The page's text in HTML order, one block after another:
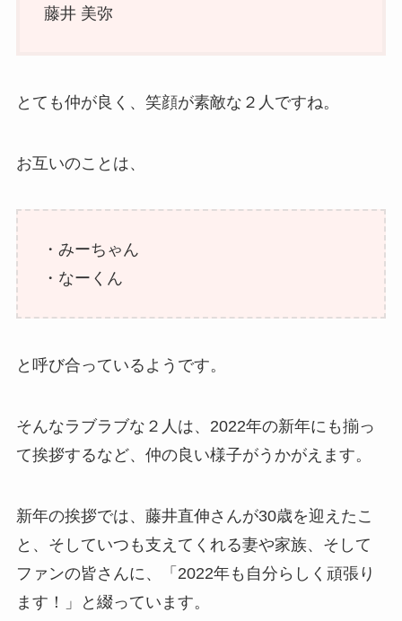
藤井 美弥
とても仲が良く、笑顔が素敵な２人ですね。
お互いのことは、
・みーちゃん
・なーくん
と呼び合っているようです。
そんなラブラブな２人は、2022年の新年にも揃っ
て挨拶するなど、仲の良い様子がうかがえます。
新年の挨拶では、藤井直伸さんが30歳を迎えたこ
と、そしていつも支えてくれる妻や家族、そして
ファンの皆さんに、「2022年も自分らしく頑張り
ます！」と綴っています。